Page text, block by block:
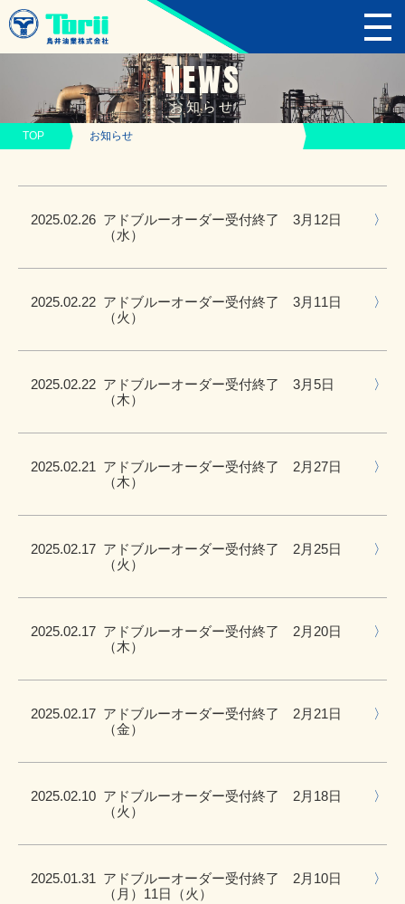
NEWS
お知らせ
TOP お知らせ
2025.02.26 アドブルーオーダー受付終了 3月12日
（水）
2025.02.22 アドブルーオーダー受付終了 3月11日
（火）
2025.02.22 アドブルーオーダー受付終了 3月5日
（木）
2025.02.21 アドブルーオーダー受付終了 2月27日
（木）
2025.02.17 アドブルーオーダー受付終了 2月25日
（火）
2025.02.17 アドブルーオーダー受付終了 2月20日
（木）
2025.02.17 アドブルーオーダー受付終了 2月21日
（金）
2025.02.10 アドブルーオーダー受付終了 2月18日
（火）
2025.01.31 アドブルーオーダー受付終了 2月10日
（月）11日（火）